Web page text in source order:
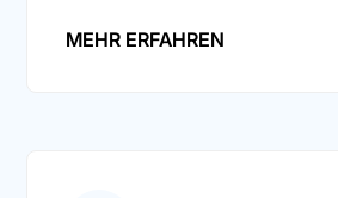
MEHR ERFAHREN